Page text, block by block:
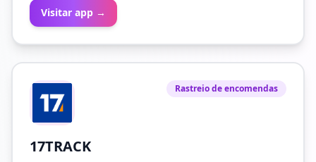
Visitar app →
Rastreio de encomendas
17TRACK